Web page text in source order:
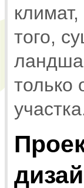
того,
только